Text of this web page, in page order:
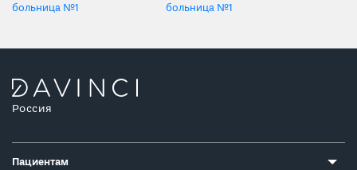
больница №1
больница №1
Россия
Пациентам